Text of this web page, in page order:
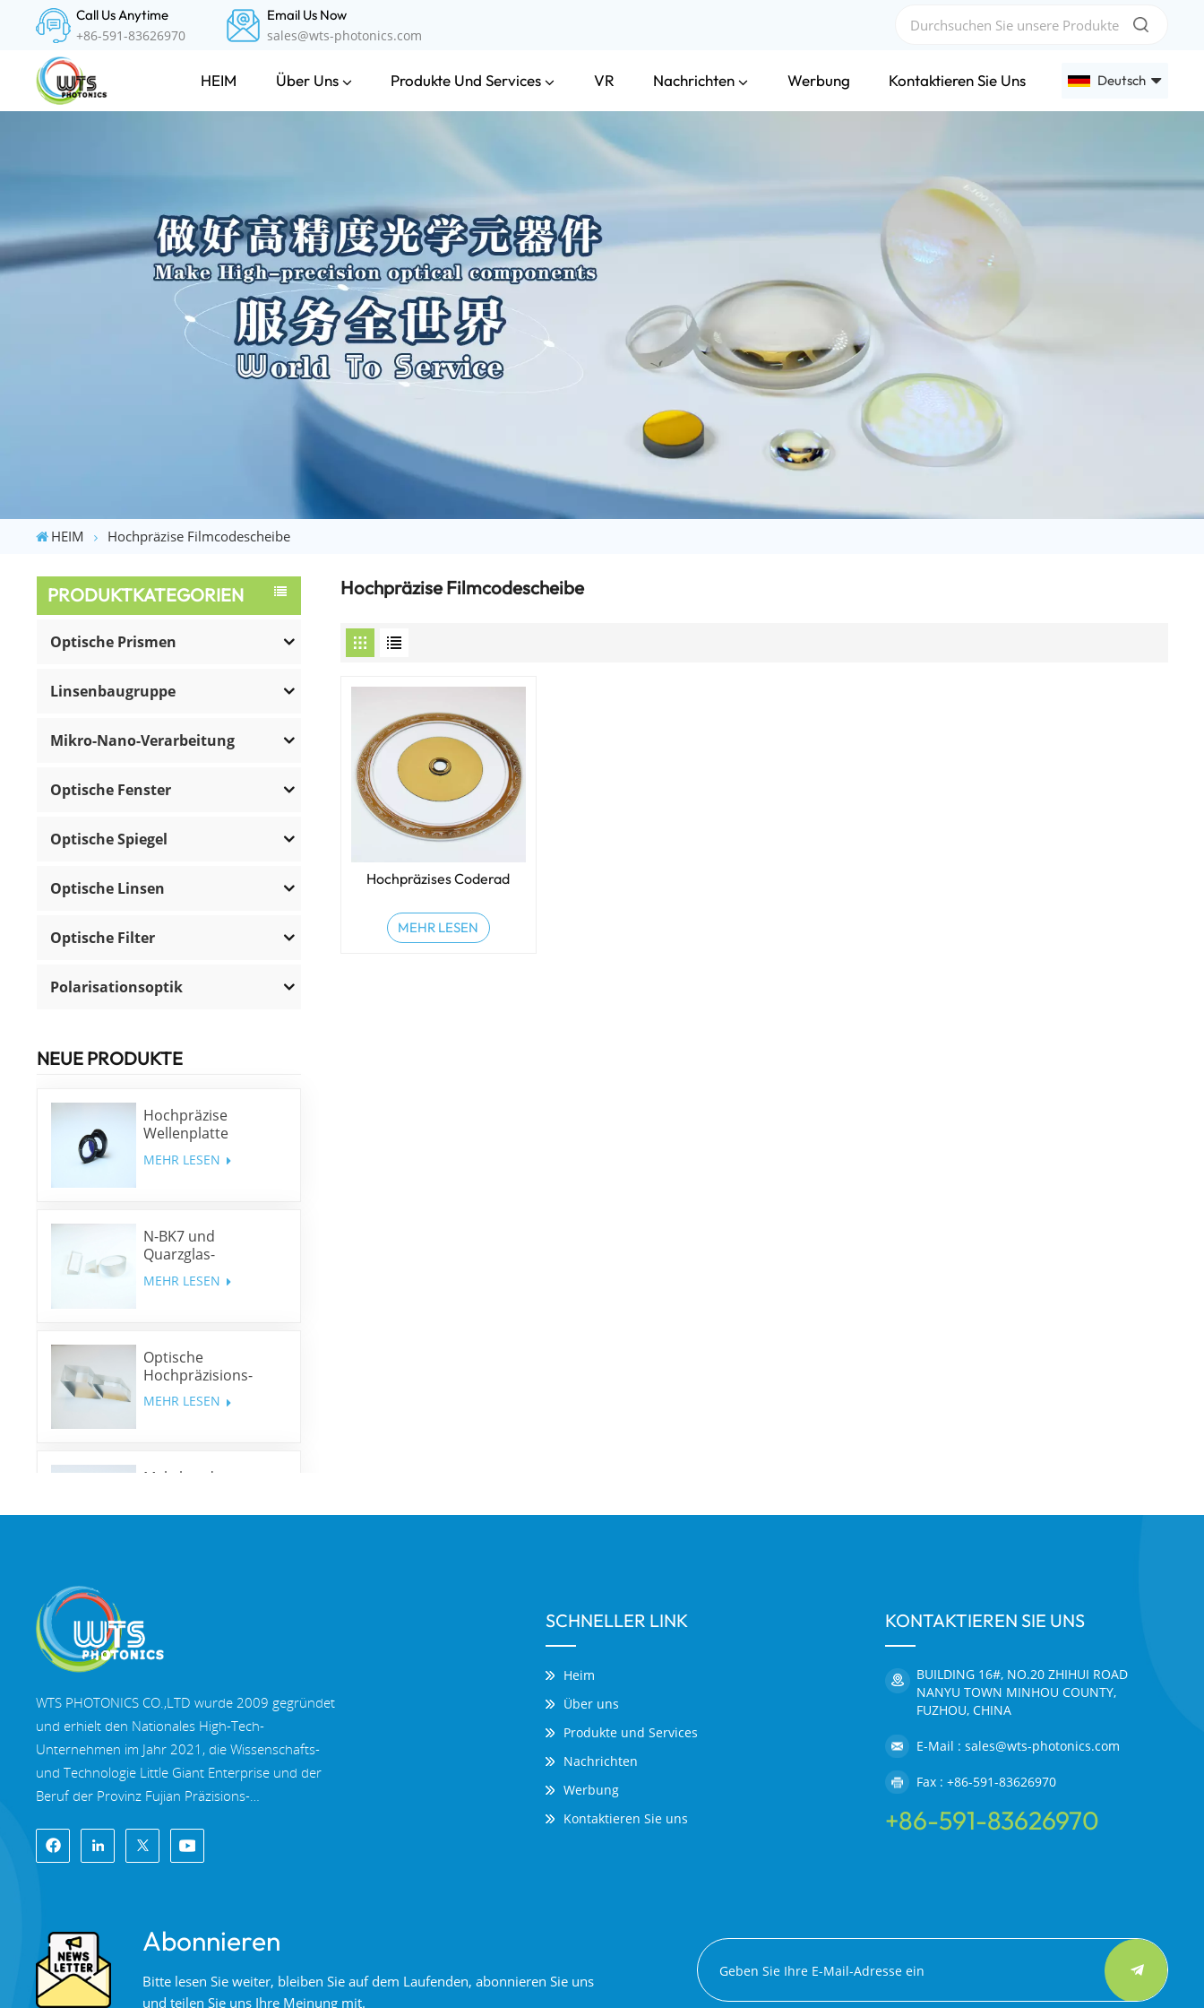
Call Us Anytime
+86-591-83626970
Email Us Now
sales@wts-photonics.com
HEIM Über Uns Produkte Und Services VR Nachrichten Werbung Kontaktieren Sie Uns Deutsch
中文
HEIM Hochpräzise Filmcodescheibe
PRODUKTKATEGORIEN
Optische Prismen
Linsenbaugruppe
Mikro-Nano-Verarbeitung
Optische Fenster
Optische Spiegel
Optische Linsen
Optische Filter
Polarisationsoptik
NEUE PRODUKTE
Hochpräzise
Wellenplatte
niedriger Ordnung
MEHR LESEN
N-BK7 und
Quarzglas-
Keilprismen und
Keilfenster
MEHR LESEN
Optische
Hochpräzisions-
Rhombusprismen
MEHR LESEN
Mehrband-
Hochpräzise Filmcodescheibe
Hochpräzises Coderad
MEHR LESEN
WTS PHOTONICS CO.,LTD wurde 2009 gegründet
und erhielt den Nationales High-Tech-
Unternehmen im Jahr 2021, die Wissenschafts-
und Technologie Little Giant Enterprise und der
Beruf der Provinz Fujian Präzisions-
2022. WTS finden in der wunderschöne
Küstenstadt im Südosten Chinas, Fuzhou, eine
Fabrikhallen, eine Gruppe qualifiziertem
technischen Personal und einem kompletten
optischen Verarbeitungssystem,
SCHNELLER LINK
Heim
Über uns
Produkte und Services
Nachrichten
Werbung
Kontaktieren Sie uns
KONTAKTIEREN SIE UNS
BUILDING 16#, NO.20 ZHIHUI ROAD
NANYU TOWN MINHOU COUNTY,
FUZHOU, CHINA
E-Mail : sales@wts-photonics.com
Fax : +86-591-83626970
+86-591-83626970
Abonnieren
Bitte lesen Sie weiter, bleiben Sie auf dem Laufenden, abonnieren Sie uns
und teilen Sie uns Ihre Meinung mit.